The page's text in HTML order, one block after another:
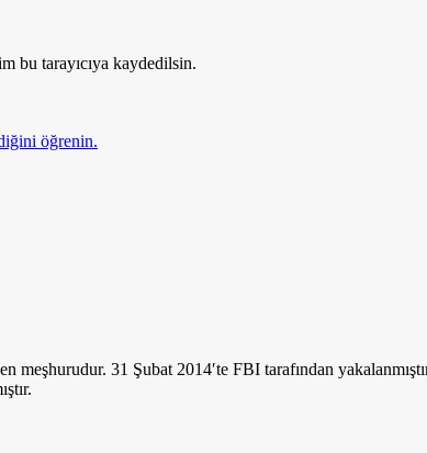
bu tarayıcıya kaydedilsin.
öğrenin.
31 Şubat 2014′te FBI tarafından